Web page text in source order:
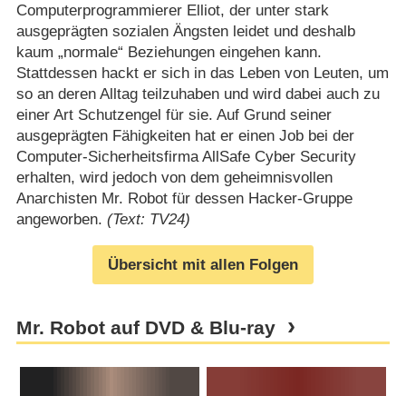
Computerprogrammierer Elliot, der unter stark
ausgeprägten sozialen Ängsten leidet und deshalb
kaum „normale“ Beziehungen eingehen kann.
Stattdessen hackt er sich in das Leben von Leuten, um
so an deren Alltag teilzuhaben und wird dabei auch zu
einer Art Schutzengel für sie. Auf Grund seiner
ausgeprägten Fähigkeiten hat er einen Job bei der
Computer-Sicherheitsfirma AllSafe Cyber Security
erhalten, wird jedoch von dem geheimnisvollen
Anarchisten Mr. Robot für dessen Hacker-Gruppe
angeworben. (Text: TV24)
Übersicht mit allen Folgen
Mr. Robot auf DVD & Blu-ray